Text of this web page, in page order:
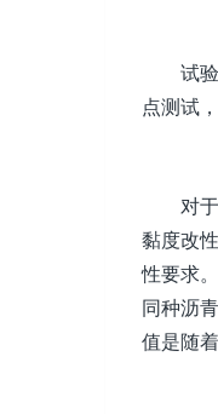
试
点测试
对
黏度改
性要求
同种沥
值是随